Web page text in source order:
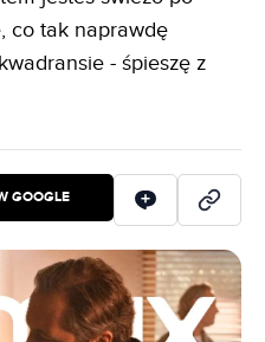
co tak naprawdę
- śpieszę z
GOOGLE